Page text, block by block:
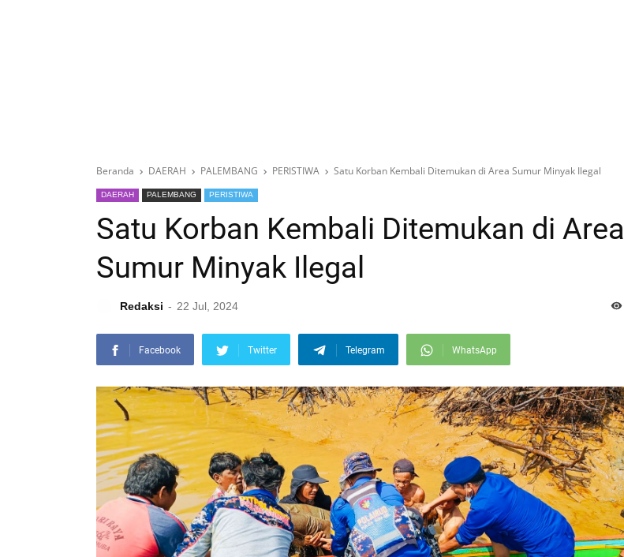
Beranda DAERAH PALEMBANG PERISTIWA Satu Korban Kembali Ditemukan di Area Sumur Minyak Ilegal
DAERAH PALEMBANG PERISTIWA
Satu Korban Kembali Ditemukan di Area
Sumur Minyak Ilegal
Redaksi 22 Jul, 2024
Facebook Twitter Telegram WhatsApp